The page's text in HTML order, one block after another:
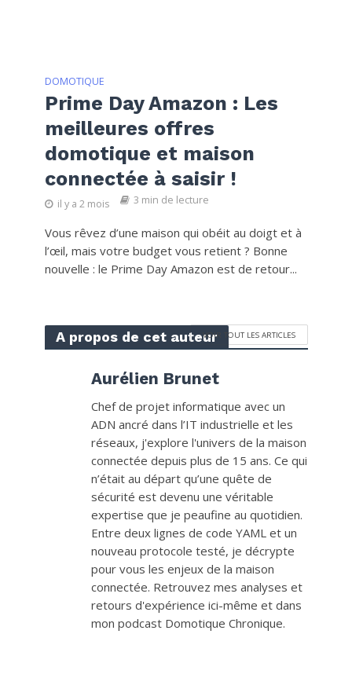
DOMOTIQUE
Prime Day Amazon : Les
meilleures offres
domotique et maison
connectée à saisir !
il y a 2 mois 3 min de lecture
Vous rêvez d’une maison qui obéit au doigt et à
l’œil, mais votre budget vous retient ? Bonne
nouvelle : le Prime Day Amazon est de retour...
A propos de cet auteurVOIR TOUT LES ARTICLES
Aurélien Brunet
Chef de projet informatique avec un
ADN ancré dans l’IT industrielle et les
réseaux, j'explore l'univers de la maison
connectée depuis plus de 15 ans. Ce qui
n’était au départ qu’une quête de
sécurité est devenu une véritable
expertise que je peaufine au quotidien.
Entre deux lignes de code YAML et un
nouveau protocole testé, je décrypte
pour vous les enjeux de la maison
connectée. Retrouvez mes analyses et
retours d'expérience ici-même et dans
mon podcast Domotique Chronique.